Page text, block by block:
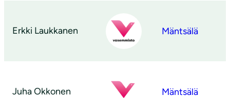
Erkki Laukkanen Mäntsälä
Juha Okkonen Mäntsälä